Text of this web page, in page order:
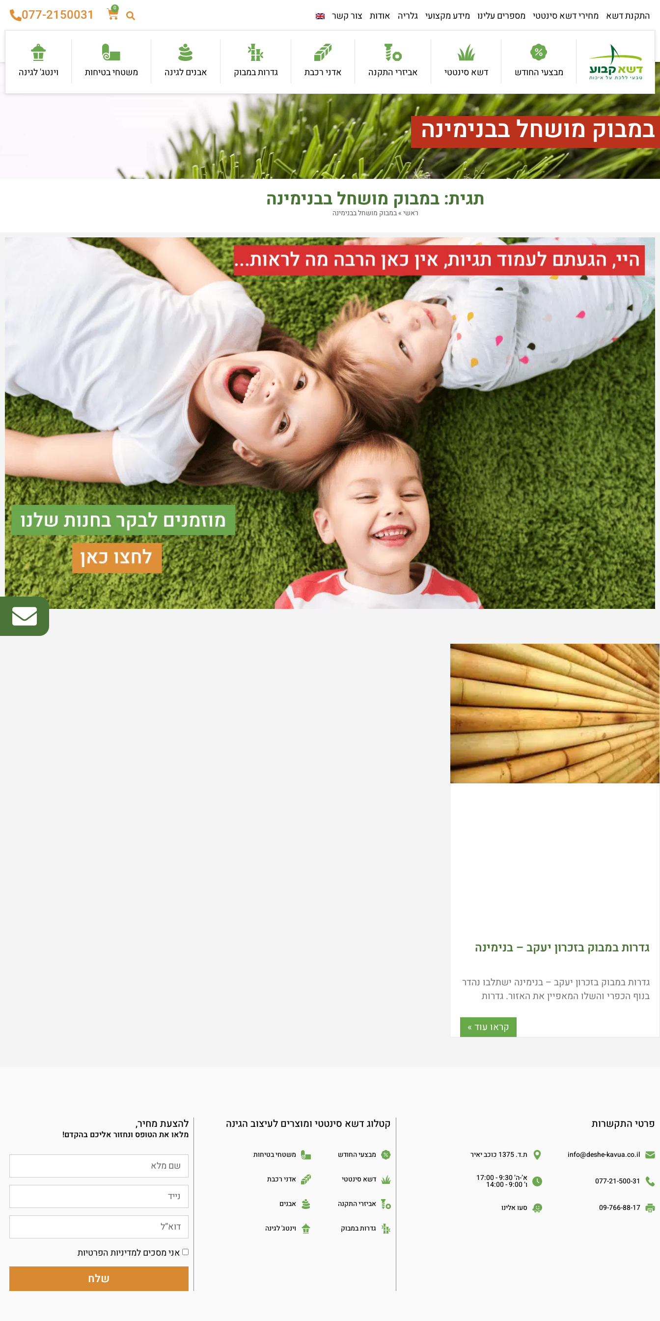
התקנת דשא מחירי דשא סינטטי מספרים עלינו מידע מקצועי גלריה אודות צור קשר
0
077-2150031
מבצעי החודש דשא סינטטי אביזרי התקנה אדני רכבת גדרות במבוק אבנים לגינה משטחי בטיחות וינטג' לגינה
במבוק מושחל בבנימינה
תגית: במבוק מושחל בבנימינה
ראשי»במבוק מושחל בבנימינה
גדרות במבוק בזכרון יעקב – בנימינה
גדרות במבוק בזכרון יעקב – בנימינה ישתלבו נהדר
בנוף הכפרי והשלו המאפיין את האזור. גדרות
וסככות במחיר זול משמעותית מהחלופות שבענף
הגינון ואדריכלות הנוף. כמה עולה גדר במבוק? איך
קראו עוד »
פרטי התקשרות
info@deshe-kavua.co.il ת.ד. 1375 כוכב יאיר
077-21-500-31 א’-ה’ 9:30 - 17:00
ו’ 9:00 - 14:00
09-766-88-17 סעו אלינו
קטלוג דשא סינטטי ומוצרים לעיצוב הגינה
מבצעי החודש משטחי בטיחות
דשא סינטטי אדני רכבת
אביזרי התקנה אבנים
גדרות במבוק וינטג' לגינה
להצעת מחיר,
מלאו את הטופס ונחזור אליכם בהקדם!
אני מסכים למדיניות הפרטיות
שלח